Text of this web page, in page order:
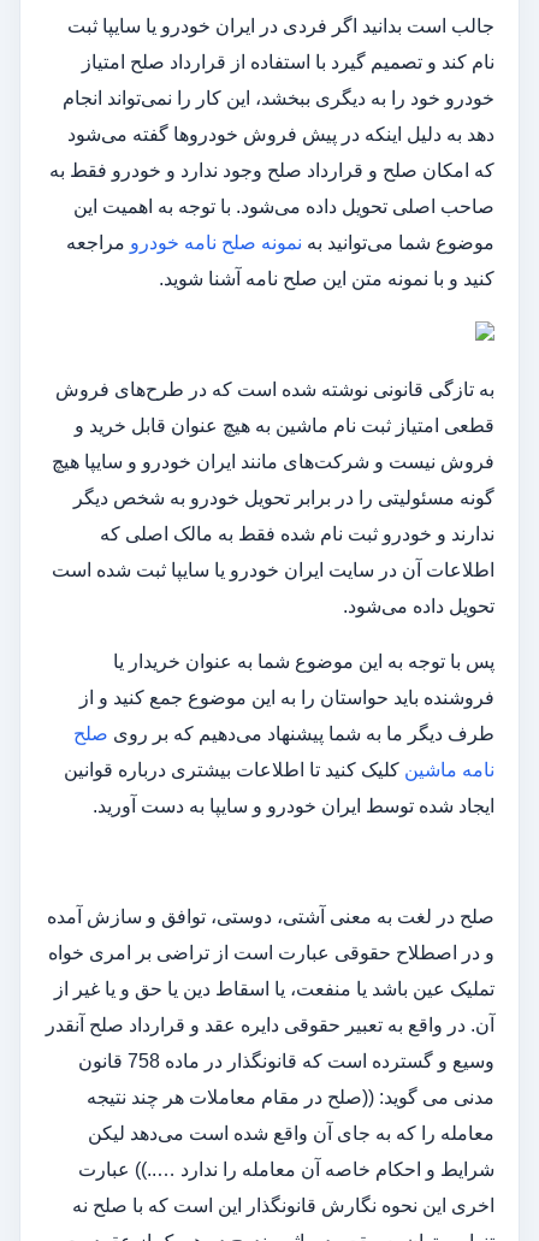
جالب است بدانید اگر فردی در ایران خودرو یا سایپا ثبت
نام کند و تصمیم گیرد با استفاده از قرارداد صلح امتیاز
خودرو خود را به دیگری ببخشد، این کار را نمی‌تواند انجام
دهد به دلیل اینکه در پیش فروش خودروها گفته می‌شود
که امکان صلح و قرارداد صلح وجود ندارد و خودرو فقط به
صاحب اصلی تحویل داده می‌شود. با توجه به اهمیت این
موضوع شما می‌توانید به نمونه صلح نامه خودرو مراجعه
کنید و با نمونه متن این صلح نامه آشنا شوید.
به تازگی قانونی نوشته شده است که در طرح‌های فروش
قطعی امتیاز ثبت نام ماشین به هیچ عنوان قابل خرید و
فروش نیست و شرکت‌های مانند ایران خودرو و سایپا هیچ
گونه مسئولیتی را در برابر تحویل خودرو به شخص دیگر
ندارند و خودرو ثبت نام شده فقط به مالک اصلی که
اطلاعات آن در سایت ایران خودرو یا سایپا ثبت شده است
تحویل داده می‌شود.
پس با توجه به این موضوع شما به عنوان خریدار یا
فروشنده باید حواستان را به این موضوع جمع کنید و از
طرف دیگر ما به شما پیشنهاد می‌دهیم که بر روی صلح
نامه ماشین کلیک کنید تا اطلاعات بیشتری درباره قوانین
ایجاد شده توسط ایران خودرو و سایپا به دست آورید.
صلح در لغت به معنی آشتی، دوستی، توافق و سازش آمده
و در اصطلاح حقوقی عبارت است از تراضی بر امری خواه
تملیک عین باشد یا منفعت، یا اسقاط دین یا حق و یا غیر از
آن. در واقع به تعبیر حقوقی دایره عقد و قرارداد صلح آنقدر
وسیع و گسترده است که قانونگذار در ماده 758 قانون
مدنی می گوید: ((صلح در مقام معاملات هر چند نتیجه
معامله را که به جای آن واقع شده است می‌دهد لیکن
شرایط و احکام خاصه آن معامله را ندارد …..)) عبارت
اخری این نحوه نگارش قانونگذار این است که با صلح نه